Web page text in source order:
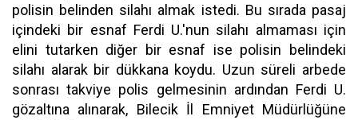
polisin belinden silahı almak istedi. Bu sırada pasaj
içindeki bir esnaf Ferdi U.'nun silahı almaması için
elini tutarken diğer bir esnaf ise polisin belindeki
silahı alarak bir dükkana koydu. Uzun süreli arbede
sonrası takviye polis gelmesinin ardından Ferdi U.
gözaltına alınarak, Bilecik İl Emniyet Müdürlüğüne